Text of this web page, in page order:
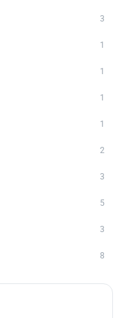
3
1
1
1
1
2
3
5
3
8